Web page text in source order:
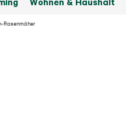
Rasenmäher